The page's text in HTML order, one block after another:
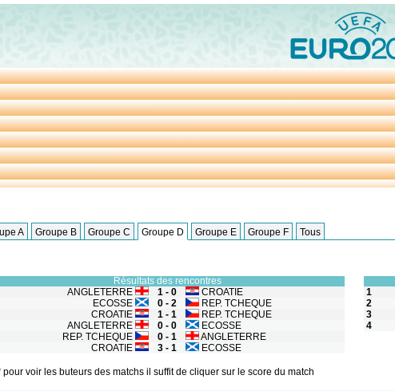
A Groupe B Groupe C Groupe D Groupe E Groupe F Tous
Résultats des rencontres
ANGLETERRE
1 - 0
CROATIE
ECOSSE
0 - 2
REP. TCHEQUE
CROATIE
1 - 1
REP. TCHEQUE
ANGLETERRE
0 - 0
ECOSSE
REP. TCHEQUE
0 - 1
ANGLETERRE
CROATIE
3 - 1 ECOSSE
pour voir les buteurs des matchs il suffit de cliquer sur le score du match
1
2
3
4